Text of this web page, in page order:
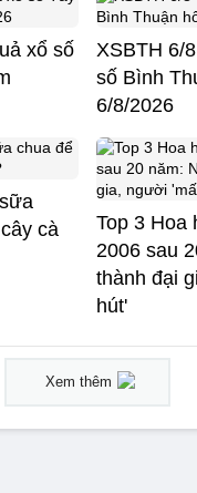
xổ số
XSBTH 6/
số Bình
6/8/2026
cà
Top 3 Hoa
2006 sau
thành đại
hút'
Xem thêm